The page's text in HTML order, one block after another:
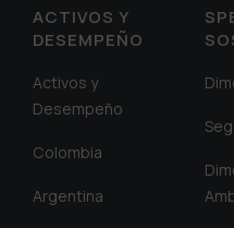
ACTIVOS Y
DESEMPEÑO
Activos y
Desempeño
Colombia
Argentina